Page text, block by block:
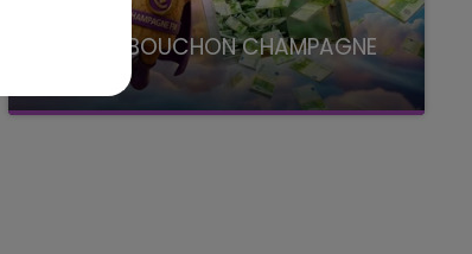
LE SUPER BOUCHON CHAMPAGNE
avec La Famille Champagne FM, à 8H10